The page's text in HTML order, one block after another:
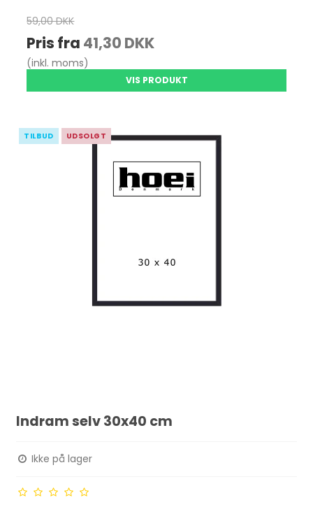
59,00 DKK
Pris fra 41,30 DKK
(inkl. moms)
VIS PRODUKT
TILBUD UDSOLGT
Indram selv 30x40 cm
Ikke på lager